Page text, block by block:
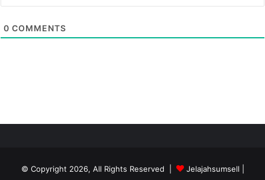
0 COMMENTS
© Copyright 2026, All Rights Reserved | Jelajahsumsell